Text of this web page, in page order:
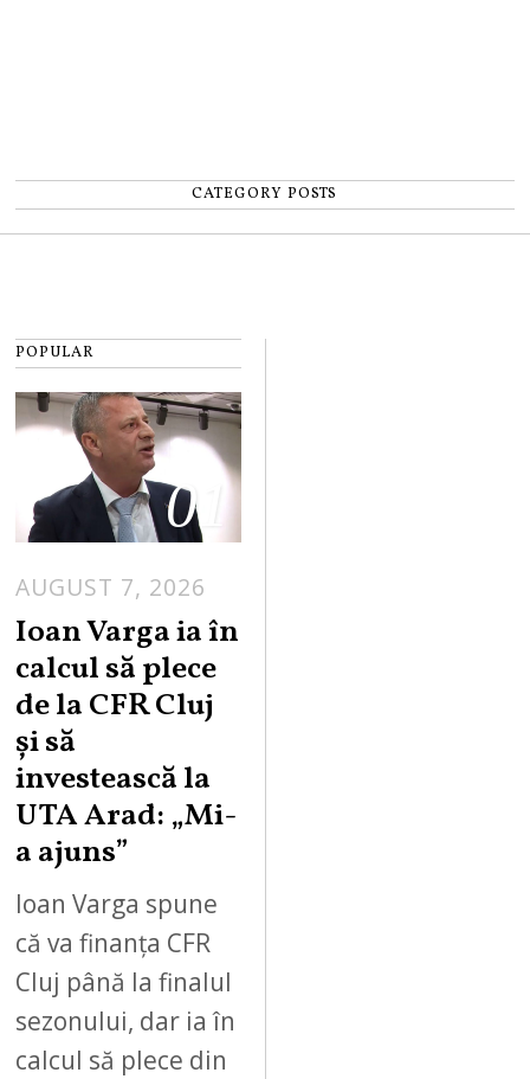
CATEGORY POSTS
POPULAR
01
AUGUST 7, 2026
Ioan Varga ia în
calcul să plece
de la CFR Cluj
și să
investească la
UTA Arad: „Mi-
a ajuns”
Ioan Varga spune
că va finanța CFR
Cluj până la finalul
sezonului, dar ia în
calcul să plece din